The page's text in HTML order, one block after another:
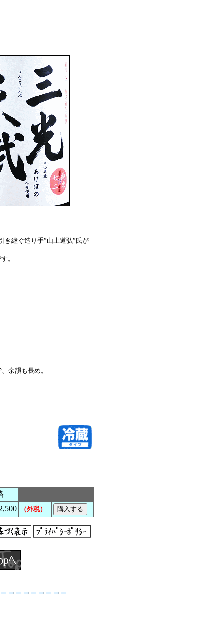
継ぐ造り手”山上道弘”氏が
。
余韻も長め。
（外税）